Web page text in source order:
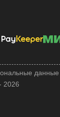
2026
данные